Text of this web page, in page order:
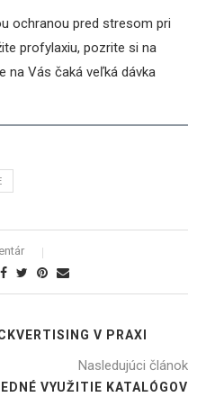
ochranou pred stresom pri
profylaxiu, pozrite si na
na Vás čaká veľká dávka
V PRAXI
Nasledujúci článok
VYUŽITIE KATALÓGOV